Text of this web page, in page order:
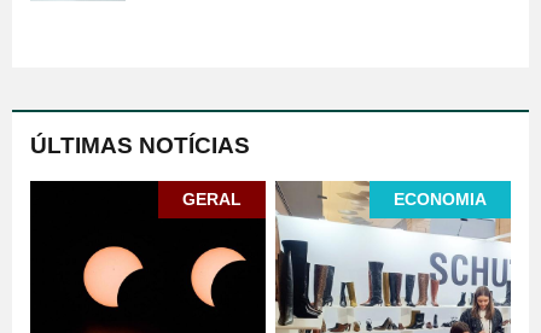
ÚLTIMAS NOTÍCIAS
GERAL ECONOMIA